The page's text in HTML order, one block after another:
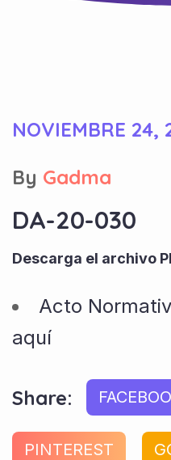
NOVIEMBRE 24,
By Gadma
DA-20-030
Descarga el archivo
Acto
aquí
Share:
PINTEREST